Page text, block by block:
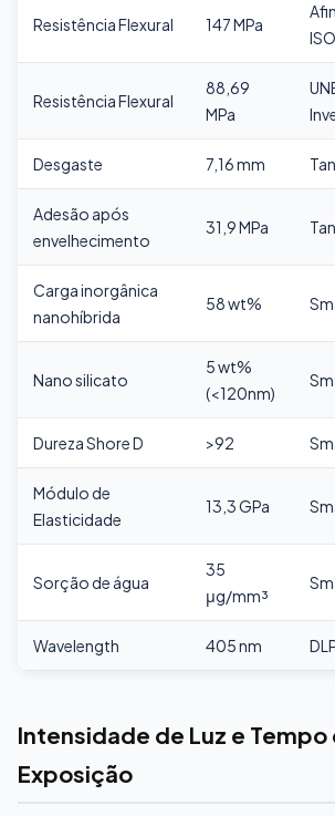
Resistência Flexural 147 MPa
Resistência Flexural
88,69
MPa
Desgaste 7,16 mm
Adesão após
envelhecimento
31,9 MPa
Carga inorgânica
nanohíbrida
58 wt%
Nano silicato
5 wt%
(<120nm)
Dureza Shore D >92
Módulo de
Elasticidade
13,3 GPa
Sorção de água
35
μg/mm³
Wavelength 405 nm
Intensidade de Luz e Tempo
Exposição